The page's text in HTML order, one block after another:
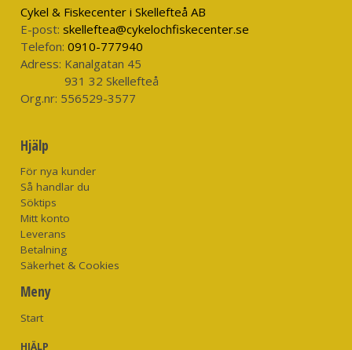
Cykel & Fiskecenter i Skellefteå AB
E-post: skelleftea@cykelochfiskecenter.se
Telefon: 0910-777940
Adress: Kanalgatan 45
931 32 Skellefteå
Org.nr: 556529-3577
Hjälp
För nya kunder
Så handlar du
Söktips
Mitt konto
Leverans
Betalning
Säkerhet & Cookies
Meny
Start
HJÄLP